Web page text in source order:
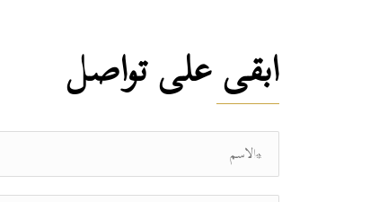
ابقى على تواصل